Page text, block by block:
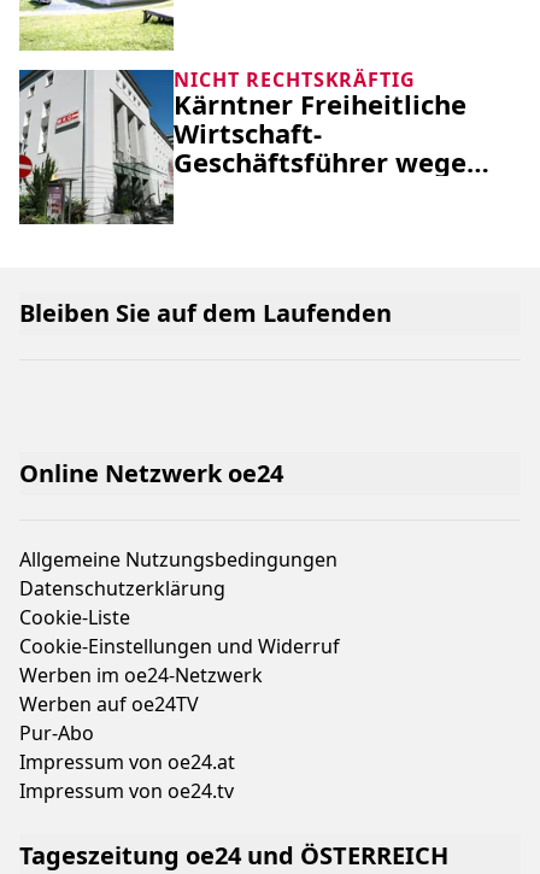
NICHT RECHTSKRÄFTIG
Kärntner Freiheitliche
Wirtschaft-
Geschäftsführer wegen
Online Netzwerk oe24
Allgemeine Nutzungsbedingungen
Datenschutzerklärung
Cookie-Liste
Cookie-Einstellungen und Widerruf
Werben im oe24-Netzwerk
Werben auf oe24TV
Pur-Abo
Impressum von oe24.at
Impressum von oe24.tv
Tageszeitung oe24 und ÖSTERREICH
Bleiben Sie auf dem Laufenden